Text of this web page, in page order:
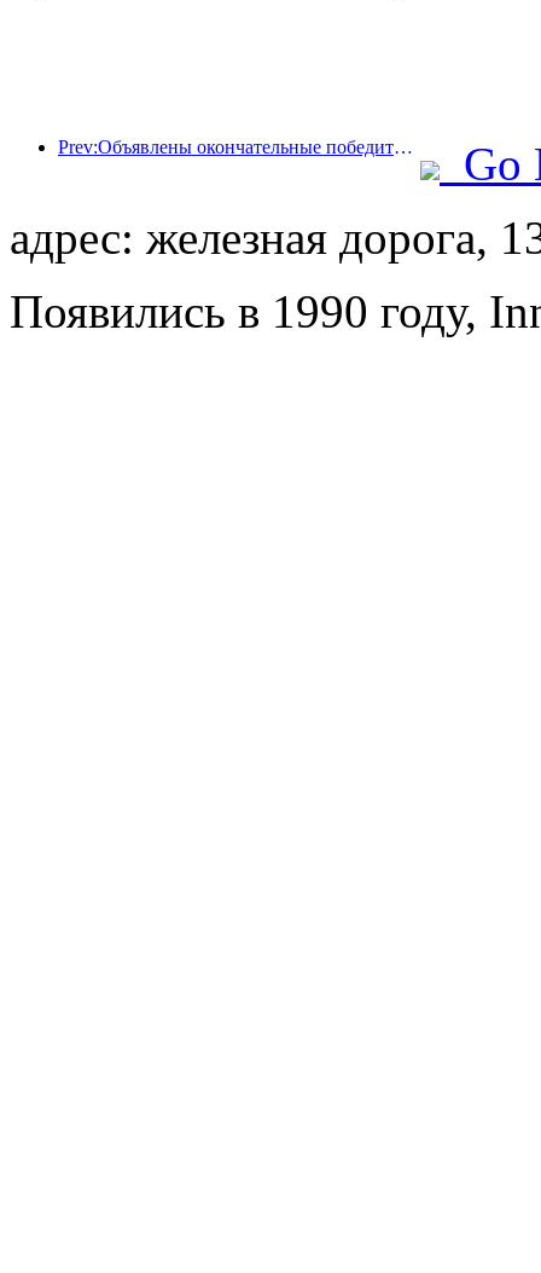
Prev:Объявлены окончательные победители шести главных премий: более ста отелей и компаний получили ежегодные награды!
Go
адрес: железная дорога,
Появились в 1990 году,